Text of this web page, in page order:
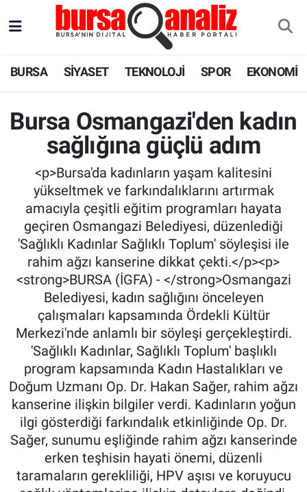
BURSA SİYASET TEKNOLOJİ SPOR EKONOMİ
Bursa Osmangazi'den kadın
sağlığına güçlü adım
<p>Bursa'da kadınların yaşam kalitesini
yükseltmek ve farkındalıklarını artırmak
amacıyla çeşitli eğitim programları hayata
geçiren Osmangazi Belediyesi, düzenlediği
'Sağlıklı Kadınlar Sağlıklı Toplum' söyleşisi ile
rahim ağzı kanserine dikkat çekti.</p><p>
<strong>BURSA (İGFA) - </strong>Osmangazi
Belediyesi, kadın sağlığını önceleyen
çalışmaları kapsamında Ördekli Kültür
Merkezi'nde anlamlı bir söyleşi gerçekleştirdi.
'Sağlıklı Kadınlar, Sağlıklı Toplum' başlıklı
program kapsamında Kadın Hastalıkları ve
Doğum Uzmanı Op. Dr. Hakan Sağer, rahim ağzı
kanserine ilişkin bilgiler verdi. Kadınların yoğun
ilgi gösterdiği farkındalık etkinliğinde Op. Dr.
Sağer, sunumu eşliğinde rahim ağzı kanserinde
erken teşhisin hayati önemi, düzenli
taramaların gerekliliği, HPV aşısı ve koruyucu
TEKNOLOJİ
SPOR
EKONOMİ
SAĞLIK
ASTROLOJİ
BLOG
Trafik Durumu
Süper Lig Puan Durumu ve Fikstür
Tüm Manşetler
Son Dakika Haberleri
Haber Arşivi